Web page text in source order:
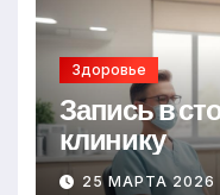
Здоровье
Запись в
клинику
25 МАРТА 2026